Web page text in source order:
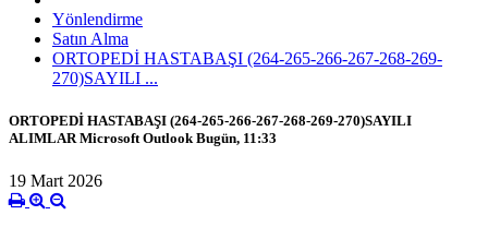
Yönlendirme
Satın Alma
ORTOPEDİ HASTABAŞI (264-265-266-267-268-269-
270)SAYILI ...
ORTOPEDİ HASTABAŞI (264-265-266-267-268-269-270)SAYILI
ALIMLAR Microsoft Outlook Bugün, 11:33
19 Mart 2026